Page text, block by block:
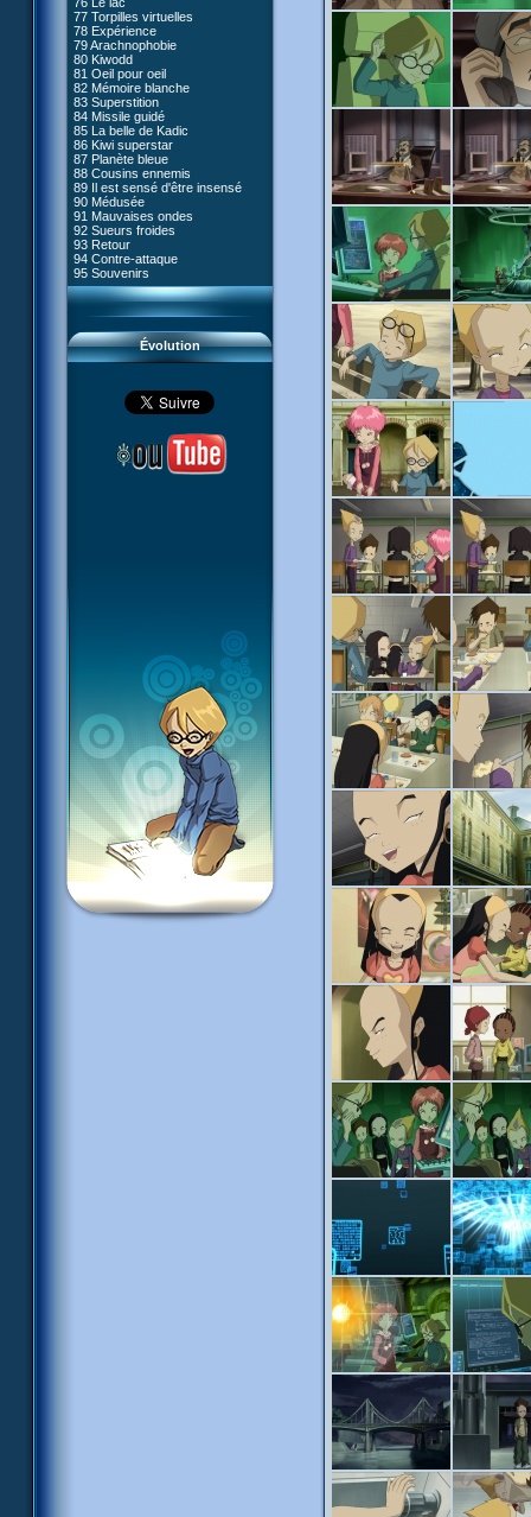
77 Torpilles virtuelles
78 Expérience
79 Arachnophobie
80 Kiwodd
81 Oeil pour oeil
82 Mémoire blanche
83 Superstition
84 Missile guidé
85 La belle de Kadic
86 Kiwi superstar
87 Planète bleue
88 Cousins ennemis
89 Il est sensé d'être insensé
90 Médusée
91 Mauvaises ondes
92 Sueurs froides
93 Retour
94 Contre-attaque
95 Souvenirs
Évolution
#05 - Rivalité
#06 - Soupçons
#07 - Compte-à-rebours
#08 - Virus
#09 - Comment tromper XANA
#10 - Le réveil du guerrier
#11 - Rendez-vous
#12 - Chaos à Kadic
#13 - Vendredi 13
#14 - Intrusion
#15 - Les sans-codes
#16 - Confusion
#17 - Un avenir professionnel
assuré
#18 - Obstination
#19 - Le piège
#20 - Espionnage
#21 - Faux-semblants
#22 - Mutinerie
#23 - Le blues de Jérémie
#24 - Paradoxe temporel
#25 - Hécatombe
#26 - Ultime mission